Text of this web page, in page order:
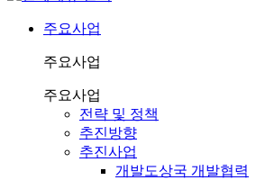
주요사업
주요사업
주요사업
전략 및 정책
추진방향
추진사업
개발도상국 개발협력